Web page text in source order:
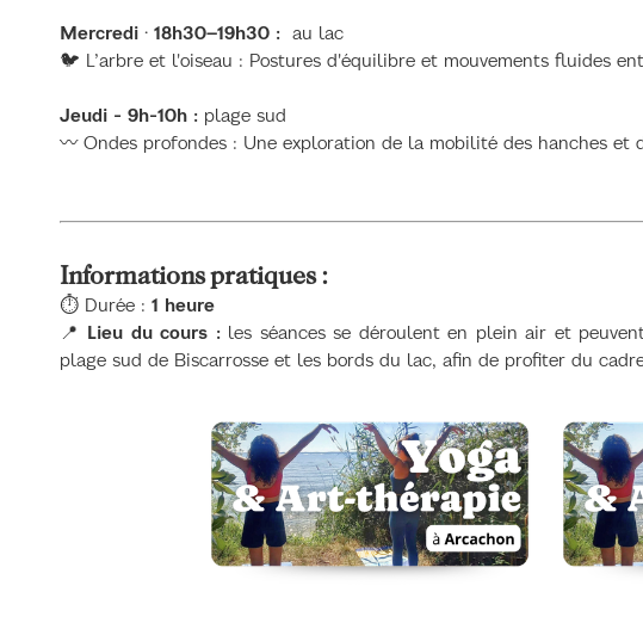
Mercredi · 18h30–19h30 : au lac
🐦 L’arbre et l'oiseau : Postures d'équilibre et mouvements fluides
Jeudi - 9h-10h : plage sud
〰️ Ondes profondes : Une exploration de la mobilité des hanches et
Informations pratiques :
⏱️ Durée : 1 heure
📍 Lieu du cours : les séances se déroulent en plein air et
plage sud de Biscarrosse et les bords du lac, afin de profiter du